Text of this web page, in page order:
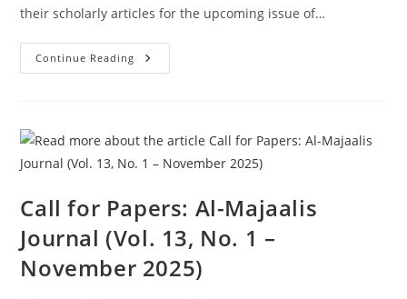
their scholarly articles for the upcoming issue of…
Continue Reading CALL
FOR
Dirasat
Islamiyah
Call for Papers: Al-Majaalis
Journal (Vol. 13, No. 1 –
November 2025)